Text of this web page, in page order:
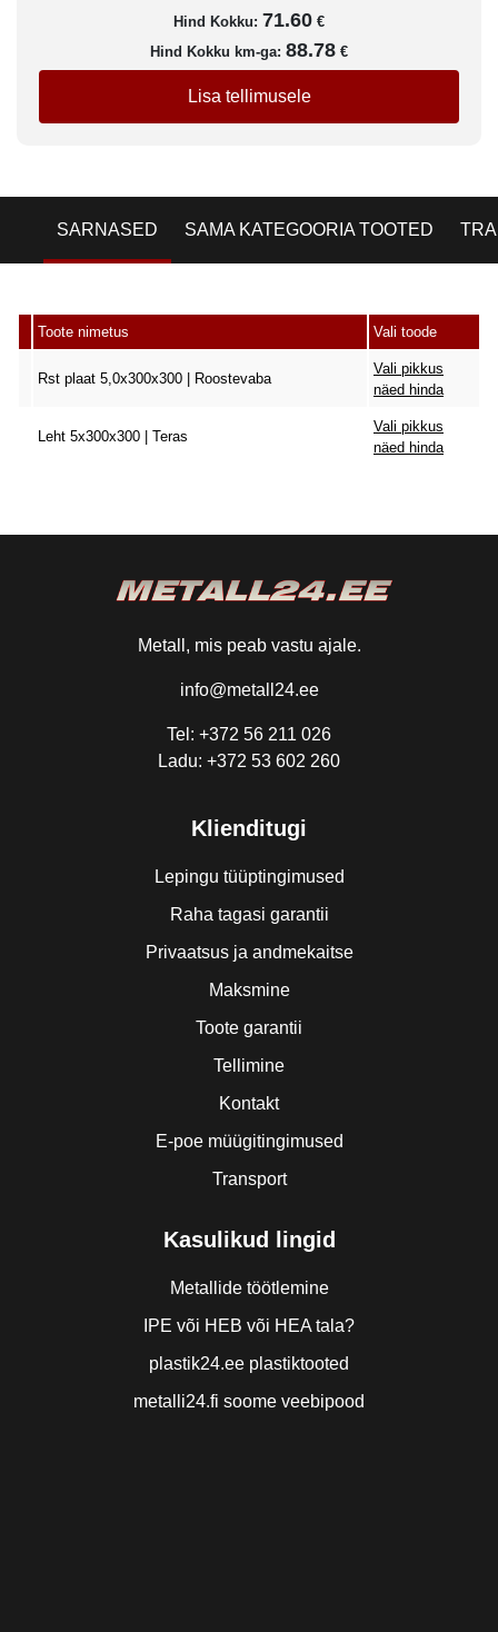
Hind Kokku: 71.60 €
Hind Kokku km-ga: 88.78 €
Lisa tellimusele
SARNASED SAMA KATEGOORIA TOOTED
Toote nimetus Vali toode
Rst plaat 5,0x300x300 | Roostevaba
Vali pikkus
näed hinda
Leht 5x300x300 | Teras
Vali pikkus
näed hinda
Metall, mis peab vastu ajale.
info@metall24.ee
Tel: +372 56 211 026
Ladu: +372 53 602 260
Klienditugi
Lepingu tüüptingimused
Raha tagasi garantii
Privaatsus ja andmekaitse
Maksmine
Toote garantii
Tellimine
Kontakt
E-poe müügitingimused
Transport
Kasulikud lingid
Metallide töötlemine
IPE või HEB või HEA tala?
plastik24.ee plastiktooted
metalli24.fi soome veebipood